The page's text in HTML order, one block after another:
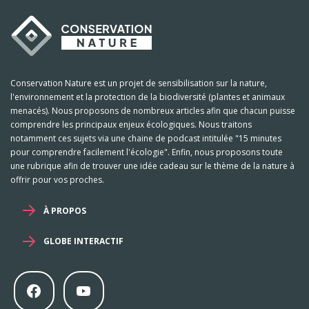
Conservation Nature est un projet de sensibilisation sur la nature,
l'environnement et la protection de la biodiversité (plantes et animaux
menacés). Nous proposons de nombreux articles afin que chacun puisse
comprendre les principaux enjeux écologiques. Nous traitons
notamment ces sujets via une chaine de podcast intitulée "15 minutes
pour comprendre facilement l'écologie". Enfin, nous proposons toute
une rubrique afin de trouver une idée cadeau sur le thème de la nature à
offrir pour vos proches.
À PROPOS
GLOBE INTERACTIF